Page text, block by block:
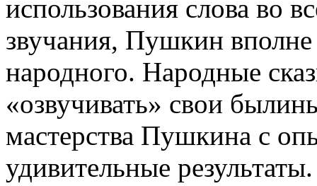
использования слова во
звучания, Пушкин вполне
народного. Народные
«озвучивать» свои
мастерства Пушкина с
удивительные результаты.